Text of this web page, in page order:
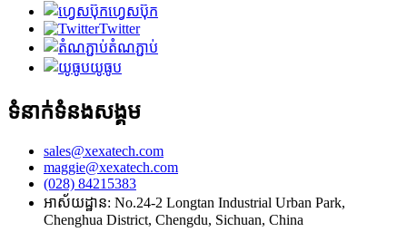
ហ្វេសប៊ុក
Twitter
តំណភ្ជាប់
យូធូប
ទំនាក់ទំនងសង្គម
sales@xexatech.com
maggie@xexatech.com
(028) 84215383
អាស័យដ្ឋាន: No.24-2 Longtan Industrial Urban Park,
Chenghua District, Chengdu, Sichuan, China